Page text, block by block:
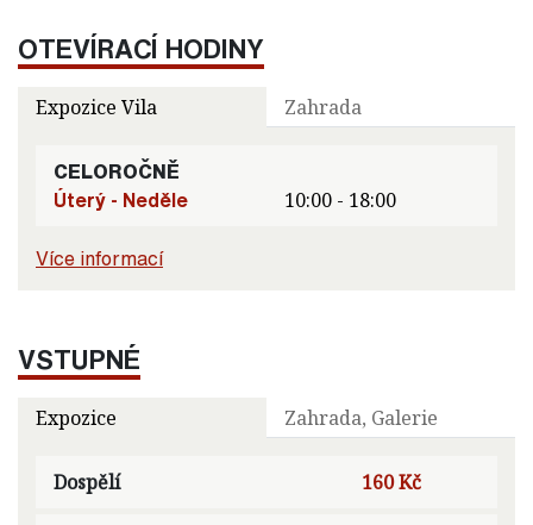
OTEVÍRACÍ HODINY
Expozice Vila Zahrada
CELOROČNĚ
Úterý - Neděle
10:00 - 18:00
Více informací
VSTUPNÉ
Expozice Zahrada, Galerie
Dospělí 160 Kč